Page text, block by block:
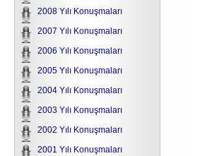
2008 Yılı Konuşmaları
2007 Yılı Konuşmaları
2006 Yılı Konuşmaları
2005 Yılı Konuşmaları
2004 Yılı Konuşmaları
2003 Yılı Konuşmaları
2002 Yılı Konuşmaları
2001 Yılı Konuşmaları